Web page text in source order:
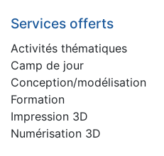
Services offerts
Activités thématiques
Camp de jour
Conception/modélisation
Formation
Impression 3D
Numérisation 3D